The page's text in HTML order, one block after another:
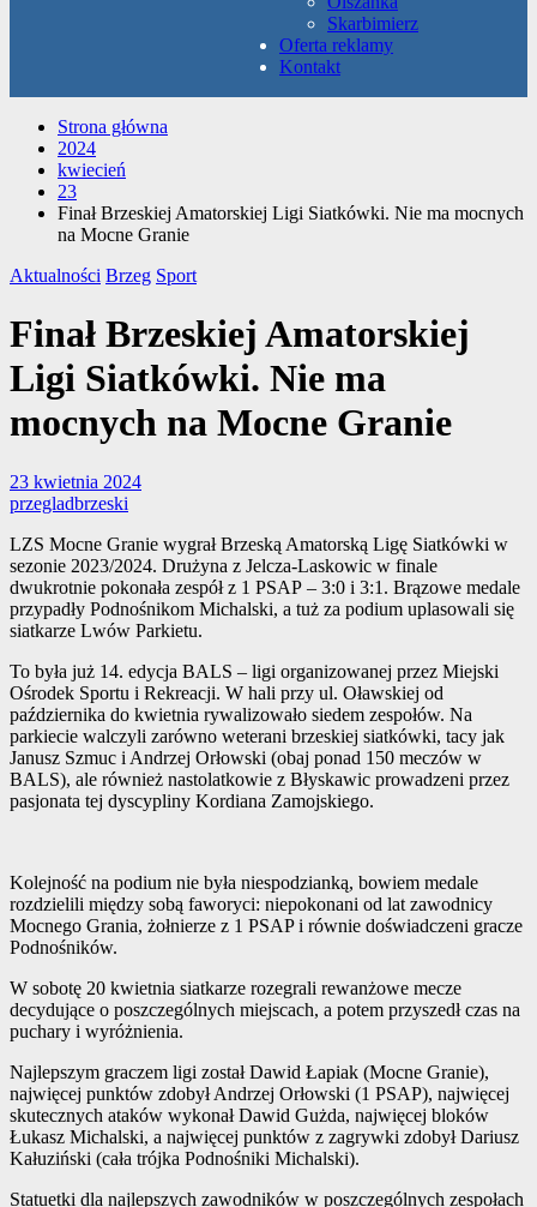
Skarbimierz
Oferta reklamy
Kontakt
Strona główna
2024
kwiecień
23
Finał Brzeskiej Amatorskiej Ligi Siatkówki. Nie ma mocnych
na Mocne Granie
Aktualności Brzeg Sport
Finał Brzeskiej Amatorskiej
Ligi Siatkówki. Nie ma
mocnych na Mocne Granie
23 kwietnia 2024
przegladbrzeski
LZS Mocne Granie wygrał Brzeską Amatorską Ligę Siatkówki w
sezonie 2023/2024. Drużyna z Jelcza-Laskowic w finale
dwukrotnie pokonała zespół z 1 PSAP – 3:0 i 3:1. Brązowe medale
przypadły Podnośnikom Michalski, a tuż za podium uplasowali się
siatkarze Lwów Parkietu.
To była już 14. edycja BALS – ligi organizowanej przez Miejski
Ośrodek Sportu i Rekreacji. W hali przy ul. Oławskiej od
października do kwietnia rywalizowało siedem zespołów. Na
parkiecie walczyli zarówno weterani brzeskiej siatkówki, tacy jak
Janusz Szmuc i Andrzej Orłowski (obaj ponad 150 meczów w
BALS), ale również nastolatkowie z Błyskawic prowadzeni przez
pasjonata tej dyscypliny Kordiana Zamojskiego.
Kolejność na podium nie była niespodzianką, bowiem medale
rozdzielili między sobą faworyci: niepokonani od lat zawodnicy
Mocnego Grania, żołnierze z 1 PSAP i równie doświadczeni gracze
Podnośników.
W sobotę 20 kwietnia siatkarze rozegrali rewanżowe mecze
decydujące o poszczególnych miejscach, a potem przyszedł czas na
puchary i wyróżnienia.
Najlepszym graczem ligi został Dawid Łapiak (Mocne Granie),
najwięcej punktów zdobył Andrzej Orłowski (1 PSAP), najwięcej
skutecznych ataków wykonał Dawid Gużda, najwięcej bloków
Łukasz Michalski, a najwięcej punktów z zagrywki zdobył Dariusz
Kałuziński (cała trójka Podnośniki Michalski).
Statuetki dla najlepszych zawodników w poszczególnych zespołach